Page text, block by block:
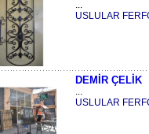
...
USLULAR
DEMİR ÇELİK
...
USLULAR